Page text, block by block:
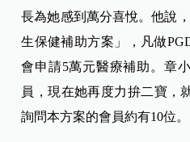
長為她感到萬分喜悅。他說
生保健補助方案」，凡做
會申請5萬元醫療補助。章
員，現在她再度力拚二寶，
詢問本方案的會員約有10位。